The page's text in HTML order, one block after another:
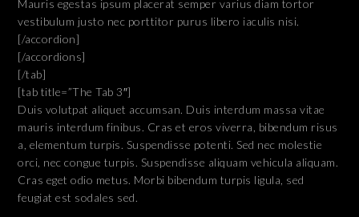
Mauris egestas ipsum placerat semper varius diam tortor
vestibulum justo nec porttitor purus libero iaculis nisi.
[/accordion]
[/accordions]
[/tab]
[tab title=”The Tab 3″]
Duis volutpat aliquet accumsan. Duis interdum massa vitae
mauris interdum finibus. Cras et eros viverra, bibendum risus
a, elementum turpis. Suspendisse potenti. Sed nec molestie
orci, nec congue turpis. Suspendisse aliquam vehicula aliquam.
Cras eget odio metus. Morbi bibendum turpis ligula, sed
feugiat est sodales sed.